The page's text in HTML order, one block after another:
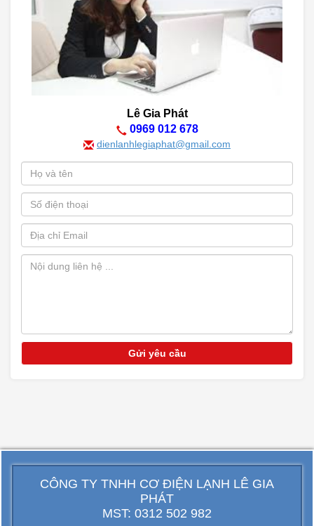
Lê Gia Phát
0969 012 678
dienlanhlegiaphat@gmail.com
CÔNG TY TNHH CƠ ĐIỆN LẠNH LÊ GIA
PHÁT
MST: 0312 502 982